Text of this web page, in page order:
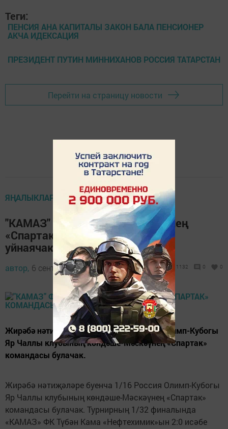
Теги:
ПЕНСИЯ АНА КАПИТАЛЫ ЗАКОН БАЛА ПЕНСИОНЕР
АКЧА ИДЕКСАЦИЯ
ПРЕЗИДЕНТ ПУТИН МИННИХАНОВ РОССИЯ ТАТАРСТАН
Перейти на страницу новости
ЯҢАЛЫКЛАР ТАСМАСЫ
"КАМАЗ" футбол клубы Мәскәүнең
«Спартак» командасына каршы
уйнаячак
автор, 6 сентябрь 2019 - 10:00 1132 0 0
Жирәбә нәтиҗәләре буенча 1/16 Россия Олимп-Кубогы
Яр Чаллы клубының көндәше-Мәскәүнең «Спартак»
командасы булачак.
Жирәбә нәтиҗәләре буенча 1/16 Россия Олимп-Кубогы
Яр Чаллы клубының көндәше-Мәскәүнең «Спартак»
командасы булачак. Турнирның 1/32 финалында
«КАМАЗ» ФК Түбән Кама «Нефтехимик»ын 2:0 исәбе